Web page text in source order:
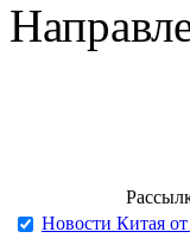
Новости Китая